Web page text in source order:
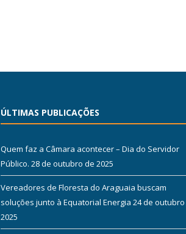
ÚLTIMAS PUBLICAÇÕES
Quem faz a Câmara acontecer – Dia do Servidor
Público. 28 de outubro de 2025
Vereadores de Floresta do Araguaia buscam
soluções junto à Equatorial Energia 24 de
2025